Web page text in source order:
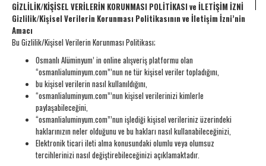
GİZLİLİK/KİŞİSEL VERİLERİN KORUNMASI POLİTİKASI ve İLETİŞİM İZNİ
Gizlilik/Kişisel Verilerin Korunması Politikasının ve İletişim İzni’nin
Amacı
Bu Gizlilik/Kişisel Verilerin Korunması Politikası;
Osmanlı Alüminyum’ in online alışveriş platformu olan
“osmanlialuminyum.com”’nun ne tür kişisel veriler topladığını,
bu kişisel verilerin nasıl kullanıldığını,
“osmanlialuminyum.com”’nun kişisel verilerinizi kimlerle
paylaşabileceğini,
“osmanlialuminyum.com”’nun işlediği kişisel verileriniz üzerindeki
haklarınızın neler olduğunu ve bu hakları nasıl kullanabileceğinizi,
Elektronik ticari ileti alma konusundaki olumlu veya olumsuz
tercihlerinizi nasıl değiştirebileceğinizi açıklamaktadır.